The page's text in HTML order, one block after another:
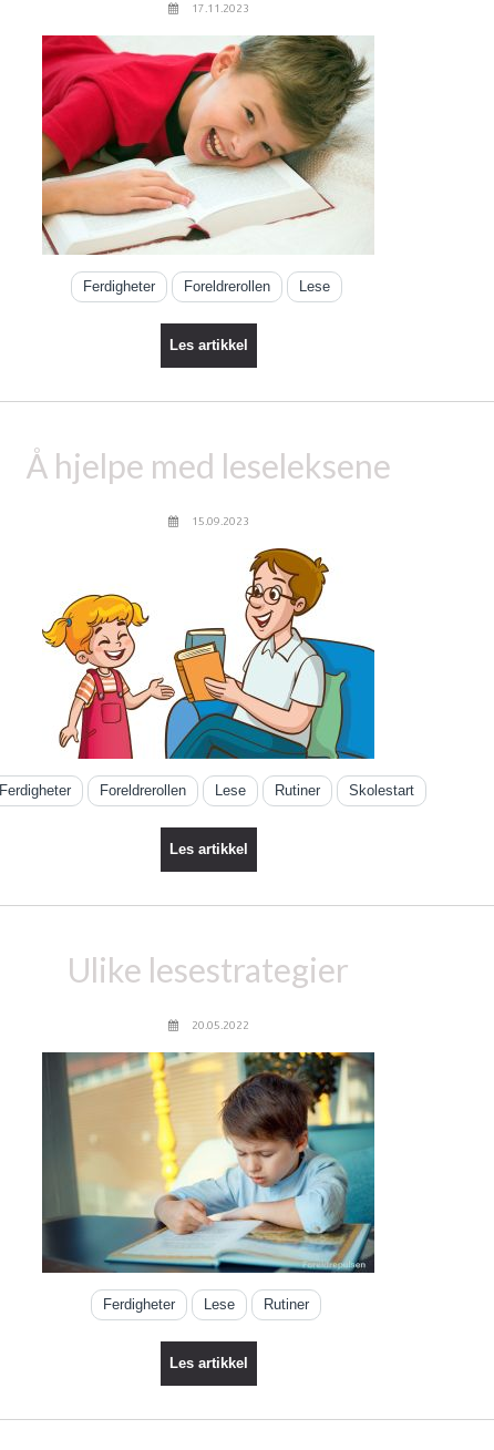
17.11.2023
Ferdigheter Foreldrerollen Lese
Les artikkel
Å hjelpe med leseleksene
15.09.2023
Ferdigheter Foreldrerollen Lese Rutiner Skolestart
Les artikkel
Ulike lesestrategier
20.05.2022
Ferdigheter Lese Rutiner
Les artikkel